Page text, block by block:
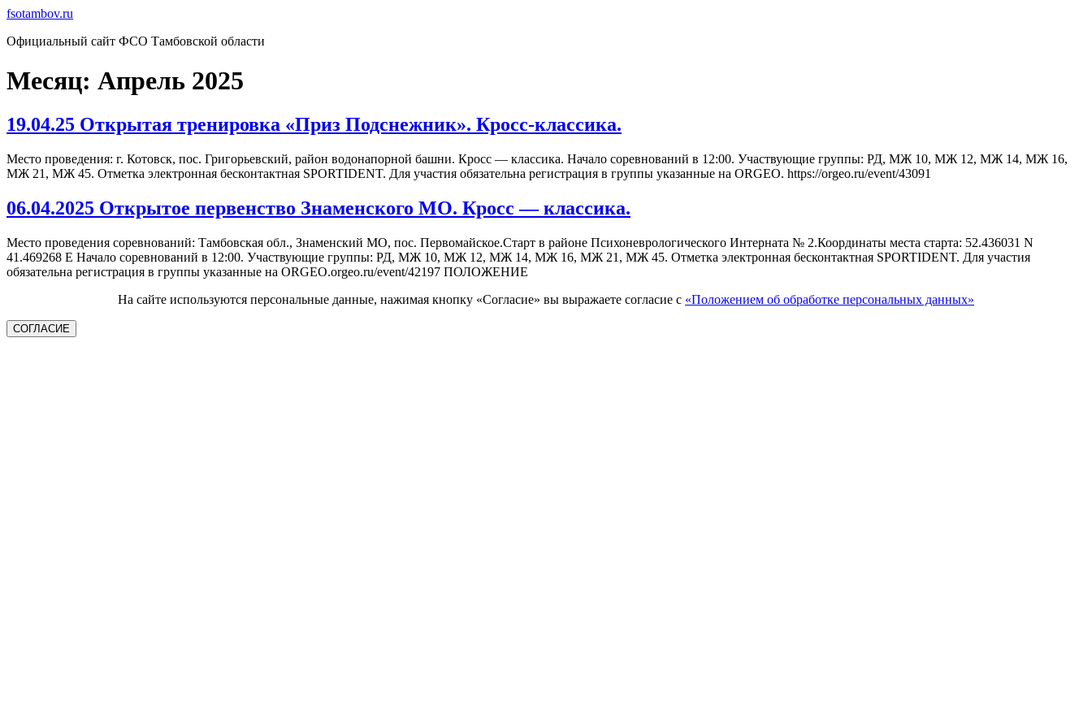
Перейти
содержимому
fsotambov.ru
Официальный сайт ФСО Тамбовской области
Месяц: Апрель 2025
19.04.25 Открытая тренировка «Приз Подснежник». Кросс-классика.
Место проведения: г. Котовск, пос. Григорьевский, район водонапорной башни. Кросс — классика. Начало соревнований в 12:00. Участвующие группы: РД, МЖ 10, МЖ 12, МЖ 14, МЖ 16,
МЖ 21, МЖ 45. Отметка электронная бесконтактная SPORTIDENT. Для участия обязательна регистрация в группы указанные на ORGEO. https://orgeo.ru/event/43091
06.04.2025 Открытое первенство Знаменского МО. Кросс — классика.
Место проведения соревнований: Тамбовская обл., Знаменский МО, пос. Первомайское.Старт в районе Психоневрологического Интерната № 2.Координаты места старта: 52.436031 N
41.469268 E Начало соревнований в 12:00. Участвующие группы: РД, МЖ 10, МЖ 12, МЖ 14, МЖ 16, МЖ 21, МЖ 45. Отметка электронная бесконтактная SPORTIDENT. Для участия
обязательна регистрация в группы указанные на ORGEO.orgeo.ru/event/42197 ПОЛОЖЕНИЕ
На сайте используются персональные данные, нажимая кнопку «Согласие» вы выражаете согласие с «Положением об обработке персональных данных»
СОГЛАСИЕ